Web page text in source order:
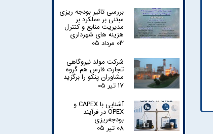
بررسی تاثیر بودجه ریزی
مبتنی بر عملکرد بر
مدیریت منابع و کنترل
هزینه های شهرداری
۰۳ مرداد ۰۵
شرکت مولد نیروگاهی
تجارت فارس هم گروه
مشاوران پنکو را برگزید
۱۷ تیر ۰۵
آشنایی با CAPEX و
OPEX در فرآیند
بودجه‌ریزی
۰۸ تیر ۰۵